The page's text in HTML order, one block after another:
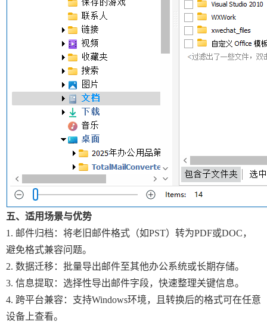
五、适用场景与优势
1. 邮件归档：将老旧邮件格式（如PST）转为PDF或DOC，
避免格式兼容问题。
2. 数据迁移：批量导出邮件至其他办公系统或长期存储。
3. 信息提取：选择性导出邮件字段，快速整理关键信息。
4. 跨平台兼容：支持Windows环境，且转换后的格式可在任意
设备上查看。